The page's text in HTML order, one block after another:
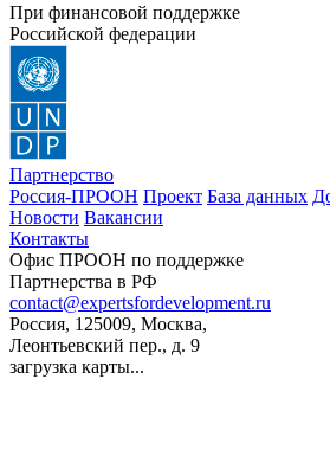
При финансовой поддержке
Российской федерации
Партнерство
Россия-ПРООН Проект База данных
Новости Вакансии
Контакты
Офис ПРООН по поддержке
Партнерства в РФ
contact@expertsfordevelopment.ru
Россия, 125009, Москва,
Леонтьевский пер., д. 9
загрузка карты...